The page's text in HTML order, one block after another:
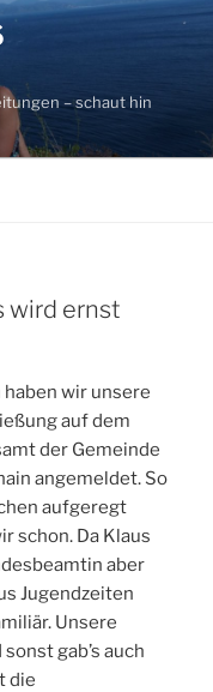
– schaut hin
wird ernst
haben wir unsere
auf dem
der Gemeinde
angemeldet. So
aufgeregt
schon. Da Klaus
aber
Jugendzeiten
Unsere
gab’s auch
die